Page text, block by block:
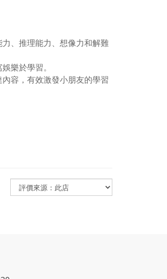
、推理能力、想像力和解難
樂於學習。
容，有效激發小朋友的學習